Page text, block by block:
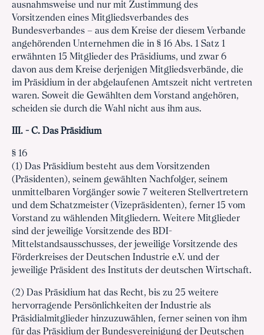
ausnahmsweise und nur mit Zustimmung des
Vorsitzenden eines Mitgliedsverbandes des
Bundesverbandes – aus dem Kreise der diesem Verbande
angehörenden Unternehmen die in § 16 Abs. 1 Satz 1
erwähnten 15 Mitglieder des Präsidiums, und zwar 6
davon aus dem Kreise derjenigen Mitgliedsverbände, die
im Präsidium in der abgelaufenen Amtszeit nicht vertreten
waren. Soweit die Gewählten dem Vorstand angehören,
scheiden sie durch die Wahl nicht aus ihm aus.
III. - C. Das Präsidium
§ 16
(1) Das Präsidium besteht aus dem Vorsitzenden
(Präsidenten), seinem gewählten Nachfolger, seinem
unmittelbaren Vorgänger sowie 7 weiteren Stellvertretern
und dem Schatzmeister (Vizepräsidenten), ferner 15 vom
Vorstand zu wählenden Mitgliedern. Weitere Mitglieder
sind der jeweilige Vorsitzende des BDI-
Mittelstandsausschusses, der jeweilige Vorsitzende des
Förderkreises der Deutschen Industrie e.V. und der
jeweilige Präsident des Instituts der deutschen Wirtschaft.
(2) Das Präsidium hat das Recht, bis zu 25 weitere
hervorragende Persönlichkeiten der Industrie als
Präsidialmitglieder hinzuzuwählen, ferner seinen von ihm
für das Präsidium der Bundesvereinigung der Deutschen